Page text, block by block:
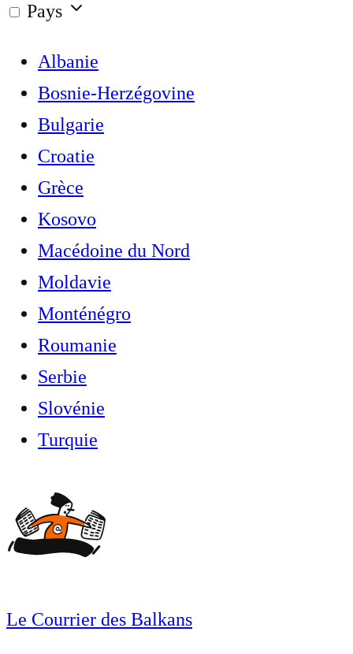
Pays
Albanie
Bosnie-Herzégovine
Bulgarie
Croatie
Grèce
Kosovo
Macédoine du Nord
Moldavie
Monténégro
Roumanie
Serbie
Slovénie
Turquie
Le Courrier des Balkans